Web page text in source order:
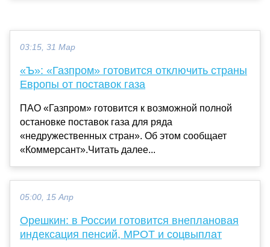
03:15, 31 Мар
«Ъ»: «Газпром» готовится отключить страны
Европы от поставок газа
ПАО «Газпром» готовится к возможной полной
остановке поставок газа для ряда
«недружественных стран». Об этом сообщает
«Коммерсант».Читать далее...
05:00, 15 Апр
Орешкин: в России готовится внеплановая
индексация пенсий, МРОТ и соцвыплат